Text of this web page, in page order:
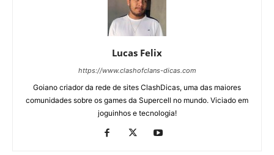
Lucas Felix
https://www.clashofclans-dicas.com
Goiano criador da rede de sites ClashDicas, uma das maiores
comunidades sobre os games da Supercell no mundo. Viciado em
joguinhos e tecnologia!